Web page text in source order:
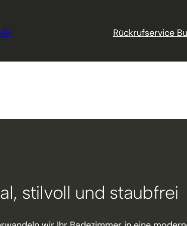
Rückrufservice
stilvoll und staubfrei